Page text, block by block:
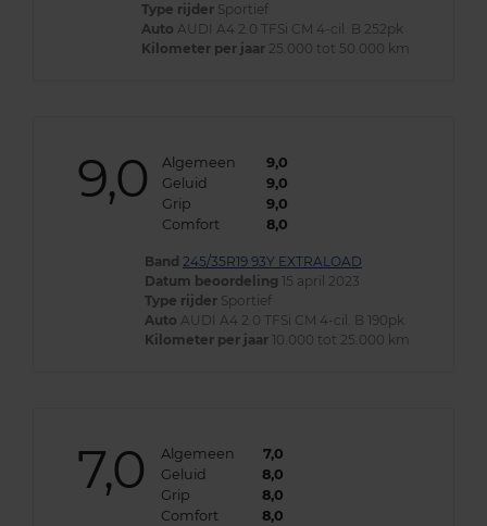
Type rijder Sportief
Auto AUDI A4 2.0 TFSi CM 4-cil. B 252pk
Kilometer per jaar 25.000 tot 50.000 km
9,0 Algemeen
9,0
Geluid
9,0
Grip
9,0
Comfort
8,0
Band 245/35R19 93Y EXTRALOAD
Datum beoordeling 15 april 2023
Type rijder Sportief
Auto AUDI A4 2.0 TFSi CM 4-cil. B 190pk
Kilometer per jaar 10.000 tot 25.000 km
7,0 Algemeen
7,0
Geluid
8,0
Grip
8,0
Comfort
8,0